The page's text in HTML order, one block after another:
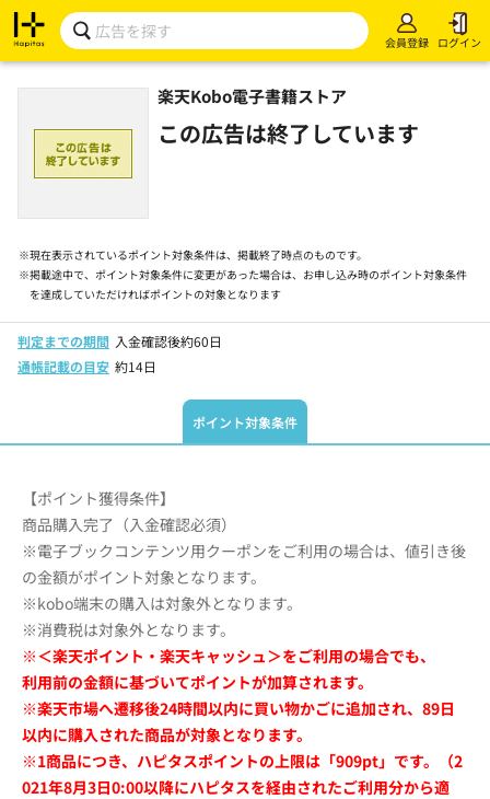
会員登録 ログイン
楽天Kobo電子書籍ストア
この広告は終了しています
※現在表示されているポイント対象条件は、掲載終了時点のものです。
※掲載途中で、ポイント対象条件に変更があった場合は、お申し込み時のポイント対象条件
を達成していただければポイントの対象となります
判定までの期間 入金確認後約60日
通帳記載の目安 約14日
ポイント対象条件
【ポイント獲得条件】
商品購入完了（入金確認必須）
※電子ブックコンテンツ用クーポンをご利用の場合は、値引き後
の金額がポイント対象となります。
※kobo端末の購入は対象外となります。
※消費税は対象外となります。
※＜楽天ポイント・楽天キャッシュ＞をご利用の場合でも、
利用前の金額に基づいてポイントが加算されます。
※楽天市場へ遷移後24時間以内に買い物かごに追加され、89日
以内に購入された商品が対象となります。
※1商品につき、ハピタスポイントの上限は「909pt」です。
（2
021年8月3日0:00以降にハピタスを経由されたご利用分から適